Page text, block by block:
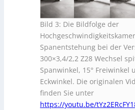
Bild 3: Die Bildfolge der
Spanentstehung bei der
300×3,4/2,2 Z28 Wechsel
Spanwinkel, 15° Freiwinkel
Eckwinkel. Die originalen
finden Sie unter
https://youtu.be/